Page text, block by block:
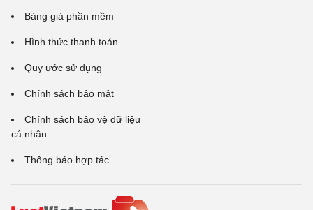
Bảng giá phần mềm
Hình thức thanh toán
Quy ước sử dụng
Chính sách bảo mật
Chính sách bảo vệ dữ liệu
cá nhân
Thông báo hợp tác